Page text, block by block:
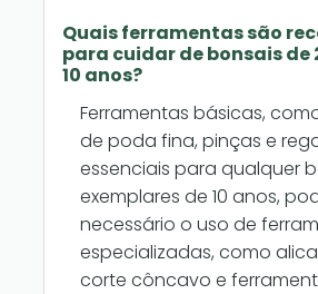
Quais ferramentas são
para cuidar de bonsais de
10 anos?
Ferramentas básicas,
de poda fina, pinças e
essenciais para qualquer
exemplares de 10 anos,
necessário o uso de
especializadas, como
corte côncavo e